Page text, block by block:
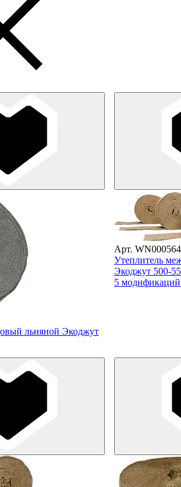
льняной Экоджут
Арт.
Утеплитель
Экоджут 500-
5 модификаций